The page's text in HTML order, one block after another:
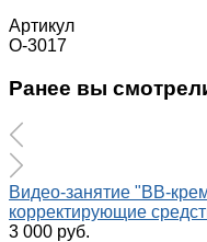
Артикул
О-3017
Ранее вы
Видео-занятие "ВВ-
корректирующие
3 000 руб.